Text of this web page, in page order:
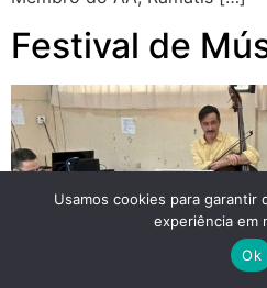
Festival de
Usamos cookies para garantir
experiência em
Ok